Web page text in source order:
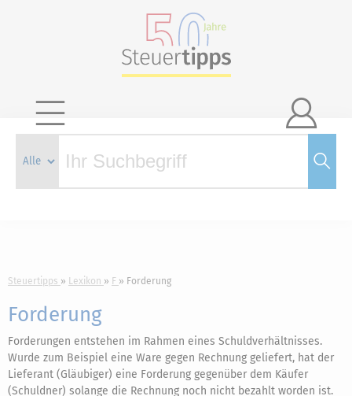

Steuertipps Lexikon F Forderung
Forderung
Forderungen entstehen im Rahmen eines Schuldverhältnisses.
Wurde zum Beispiel eine Ware gegen Rechnung geliefert, hat der
Lieferant (Gläubiger) eine Forderung gegenüber dem Käufer
(Schuldner) solange die Rechnung noch nicht bezahlt worden ist.